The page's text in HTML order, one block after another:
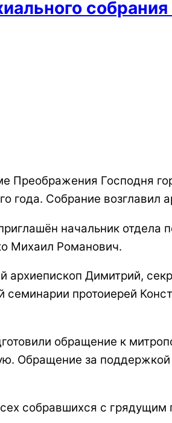
Преображения Господня
года. Собрание
начальник отдела
Михаил Романович.
Димитрий,
протоиерей
обращение к
Обращение за
собравшихся с